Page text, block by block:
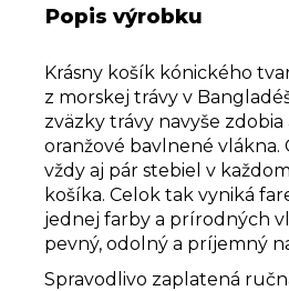
Popis výrobku
Krásny košík kónického
z morskej trávy v
zväzky trávy navyše
oranžové bavlnené vlákna.
vždy aj pár stebiel v
košíka. Celok tak vyniká
jednej farby a prírodných
pevný, odolný a príjemný
Spravodlivo zaplatená